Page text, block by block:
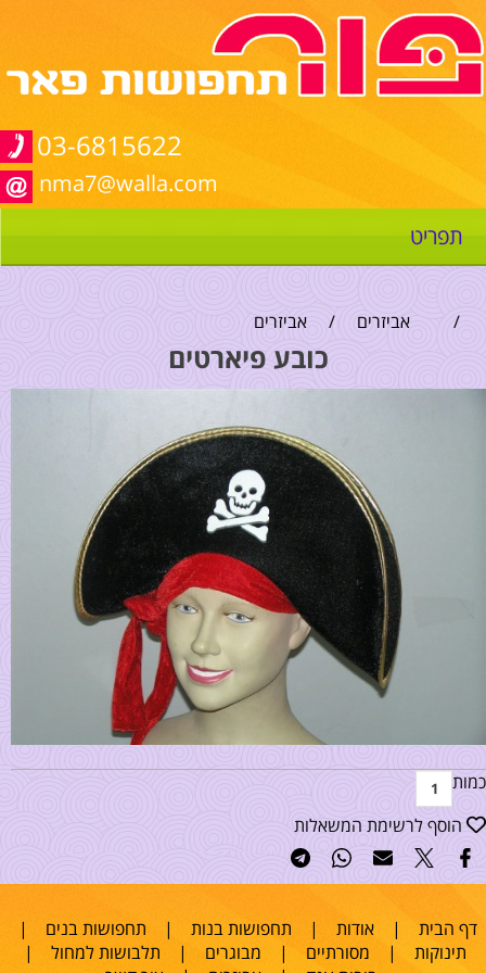
03-6815622
nma7@walla.com
תפריט
/ אביזרים / אביזרים
כובע פיארטים
כמות
הוסף לרשימת המשאלות
דף הבית |אודות | תחפושות בנות | תחפושות בנים |
תינוקות | מסורתיים | מבוגרים | תלבושות למחול |